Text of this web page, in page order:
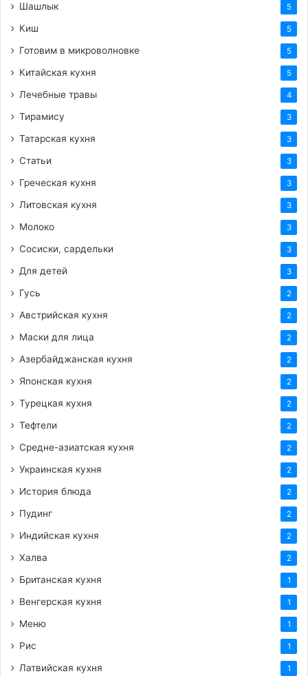
Шашлык 5
Киш 5
Готовим в микроволновке 5
Китайская кухня 5
Лечебные травы 4
Тирамису 3
Татарская кухня 3
Статьи 3
Греческая кухня 3
Литовская кухня 3
Молоко 3
Сосиски, сардельки 3
Для детей 3
Гусь 2
Австрийская кухня 2
Маски для лица 2
Азербайджанская кухня 2
Японская кухня 2
Турецкая кухня 2
Тефтели 2
Средне-азиатская кухня 2
Украинская кухня 2
История блюда 2
Пудинг 2
Индийская кухня 2
Халва 2
Британская кухня 1
Венгерская кухня 1
Меню 1
Рис 1
Латвийская кухня 1